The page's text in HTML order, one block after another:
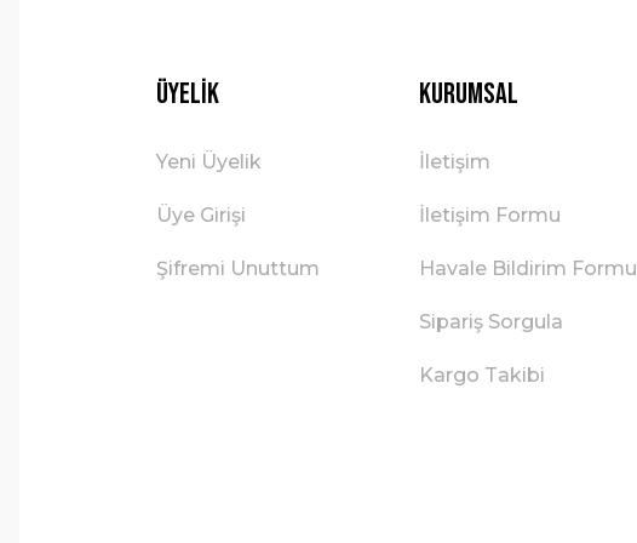
Üyelik
Yeni Üyelik
Üye Girişi
Şifremi Unuttum
Kurumsal
İletişim
İletişim Formu
Havale Bildirim Formu
Sipariş Sorgula
Kargo Takibi